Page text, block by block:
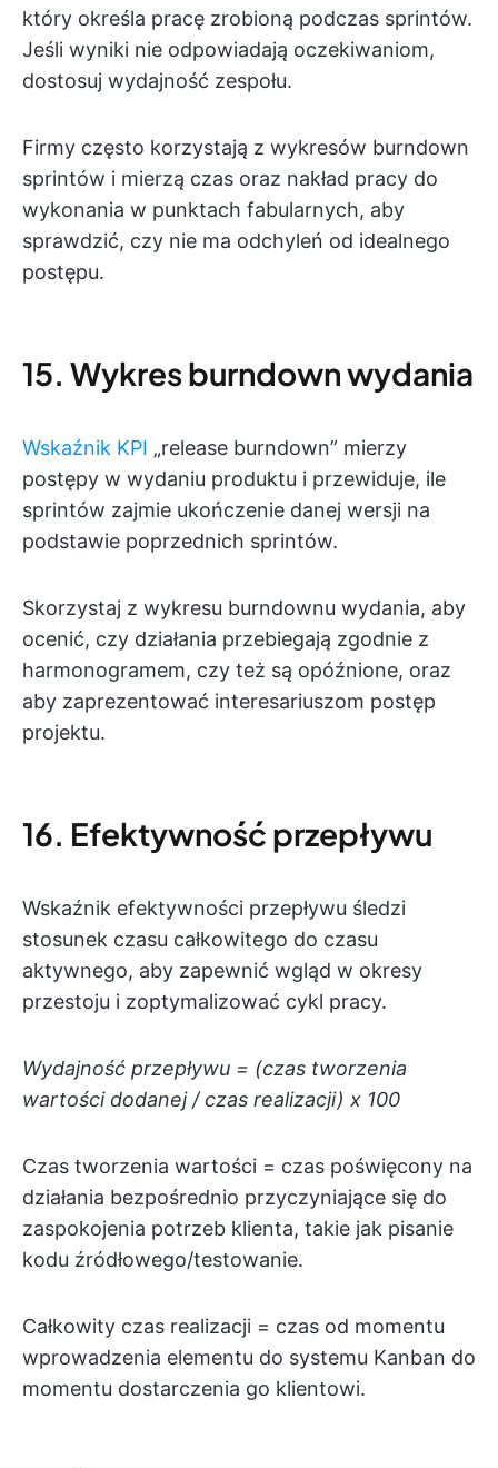
który określa pracę zrobioną podczas sprintów.
Jeśli wyniki nie odpowiadają oczekiwaniom,
dostosuj wydajność zespołu.
Firmy często korzystają z wykresów burndown
sprintów i mierzą czas oraz nakład pracy do
wykonania w punktach fabularnych, aby
sprawdzić, czy nie ma odchyleń od idealnego
postępu.
15. Wykres burndown wydania
Wskaźnik KPI „release burndown” mierzy
postępy w wydaniu produktu i przewiduje, ile
sprintów zajmie ukończenie danej wersji na
podstawie poprzednich sprintów.
Skorzystaj z wykresu burndownu wydania, aby
ocenić, czy działania przebiegają zgodnie z
harmonogramem, czy też są opóźnione, oraz
aby zaprezentować interesariuszom postęp
projektu.
16. Efektywność przepływu
Wskaźnik efektywności przepływu śledzi
stosunek czasu całkowitego do czasu
aktywnego, aby zapewnić wgląd w okresy
przestoju i zoptymalizować cykl pracy.
Wydajność przepływu = (czas tworzenia
wartości dodanej / czas realizacji) x 100
Czas tworzenia wartości = czas poświęcony na
działania bezpośrednio przyczyniające się do
zaspokojenia potrzeb klienta, takie jak pisanie
kodu źródłowego/testowanie.
Całkowity czas realizacji = czas od momentu
wprowadzenia elementu do systemu Kanban do
momentu dostarczenia go klientowi.